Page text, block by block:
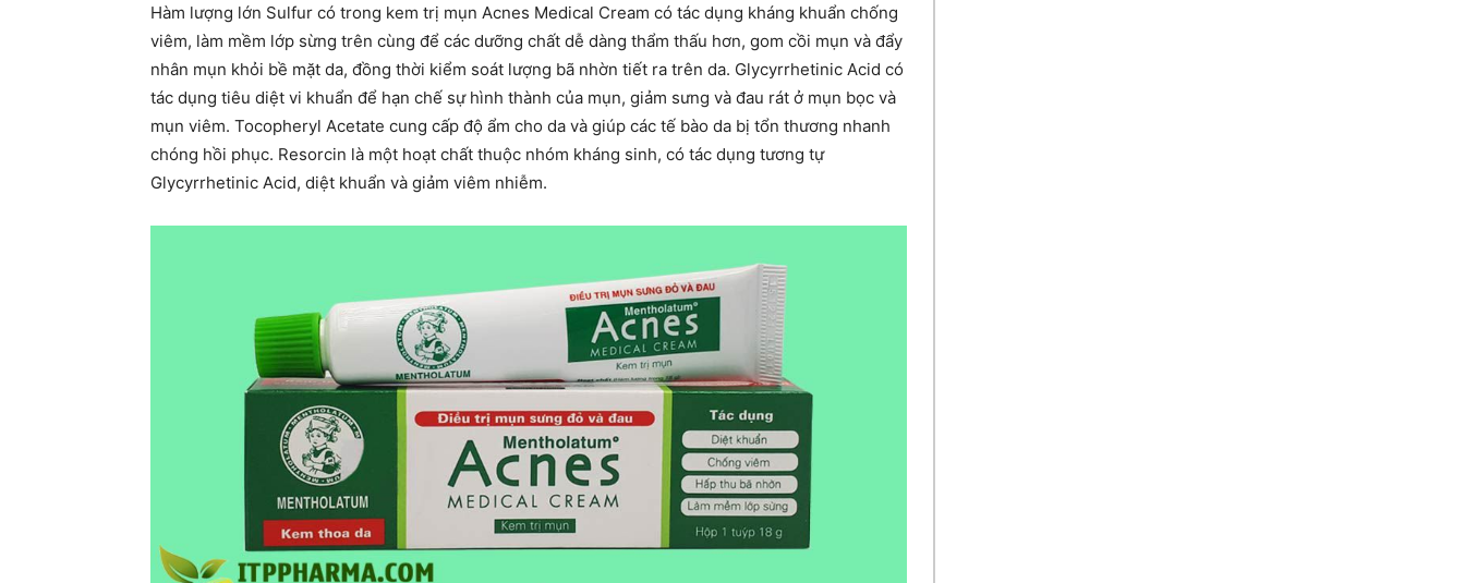
Hàm lượng lớn Sulfur có trong kem trị mụn Acnes Medical Cream có tác dụng kháng khuẩn chống
viêm, làm mềm lớp sừng trên cùng để các dưỡng chất dễ dàng thẩm thấu hơn, gom cồi mụn và đẩy
nhân mụn khỏi bề mặt da, đồng thời kiểm soát lượng bã nhờn tiết ra trên da. Glycyrrhetinic Acid có
tác dụng tiêu diệt vi khuẩn để hạn chế sự hình thành của mụn, giảm sưng và đau rát ở mụn bọc và
mụn viêm. Tocopheryl Acetate cung cấp độ ẩm cho da và giúp các tế bào da bị tổn thương nhanh
chóng hồi phục. Resorcin là một hoạt chất thuộc nhóm kháng sinh, có tác dụng tương tự
Glycyrrhetinic Acid, diệt khuẩn và giảm viêm nhiễm.